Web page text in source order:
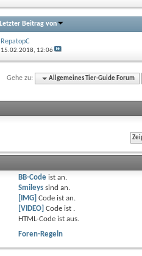
Letzter Beitrag von
RepatopC
15.02.2018, 12:06
Gehe zu: Allgemeines Tier-Guide Forum
BB-Code istan.
Smileys sindan.
[IMG] Code istan.
[VIDEO] Code ist .
HTML-Code istaus.
Foren-Regeln